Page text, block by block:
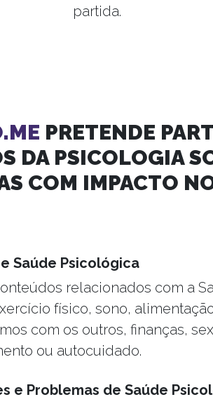
partida.
PRETENDE
DA PSICOLOGIA
COM IMPACTO
Saúde Psicológica
relacionados com a
físico, sono,
com os outros, finanças,
ou autocuidado.
e Problemas de Saúde